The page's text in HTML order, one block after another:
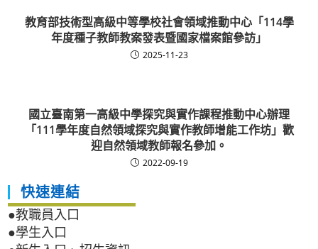
教育部技術型高級中等學校社會領域推動中心「114學
年度種子教師教案發表暨國家檔案館參訪」
2025-11-23
國立臺南第一高級中學探究與實作課程推動中心辦理
「111學年度自然領域探究與實作教師增能工作坊」歡
迎自然領域教師報名參加。
2022-09-19
快速連結
●教職員入口
●學生入口